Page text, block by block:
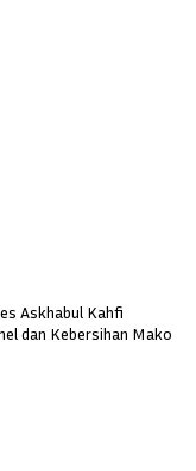
Askhabul Kahfi
dan Kebersihan Mako